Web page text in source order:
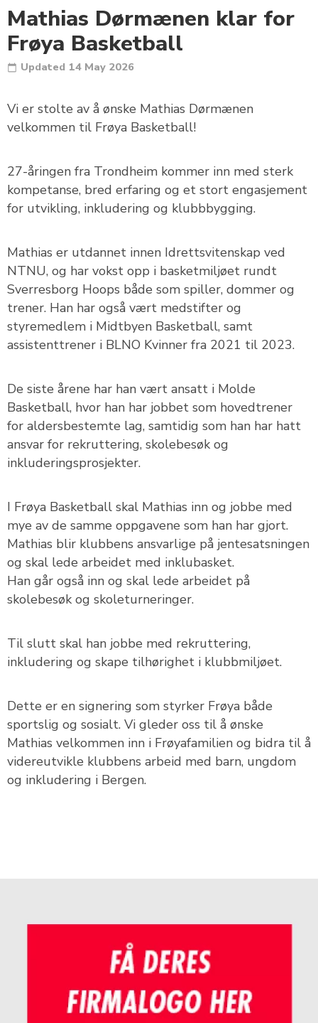
Mathias Dørmænen klar for
Frøya Basketball
Updated 14 May 2026
Vi er stolte av å ønske Mathias Dørmænen
velkommen til Frøya Basketball!
27-åringen fra Trondheim kommer inn med sterk
kompetanse, bred erfaring og et stort engasjement
for utvikling, inkludering og klubbbygging.
Mathias er utdannet innen Idrettsvitenskap ved
NTNU, og har vokst opp i basketmiljøet rundt
Sverresborg Hoops både som spiller, dommer og
trener. Han har også vært medstifter og
styremedlem i Midtbyen Basketball, samt
assistenttrener i BLNO Kvinner fra 2021 til 2023.
De siste årene har han vært ansatt i Molde
Basketball, hvor han har jobbet som hovedtrener
for aldersbestemte lag, samtidig som han har hatt
ansvar for rekruttering, skolebesøk og
inkluderingsprosjekter.
I Frøya Basketball skal Mathias inn og jobbe med
mye av de samme oppgavene som han har gjort.
Mathias blir klubbens ansvarlige på jentesatsningen
og skal lede arbeidet med inklubasket.
Han går også inn og skal lede arbeidet på
skolebesøk og skoleturneringer.
Til slutt skal han jobbe med rekruttering,
inkludering og skape tilhørighet i klubbmiljøet.
Dette er en signering som styrker Frøya både
sportslig og sosialt. Vi gleder oss til å ønske
Mathias velkommen inn i Frøyafamilien og bidra til å
videreutvikle klubbens arbeid med barn, ungdom
og inkludering i Bergen.